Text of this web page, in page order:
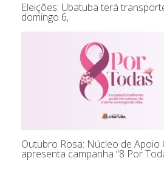
Eleições: Ubatuba terá
domingo 6,
Outubro Rosa: Núcleo de Apoio
apresenta campanha “8 Por